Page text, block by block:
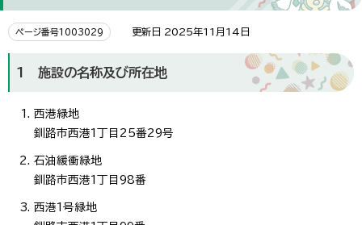
ページ番号1003029 更新日 2025年11月14日
1 施設の名称及び所在地
西港緑地
釧路市西港1丁目25番29号
石油緩衝緑地
釧路市西港1丁目98番
西港1号緑地